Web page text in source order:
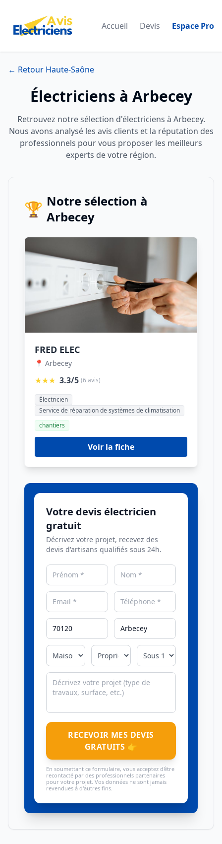
Accueil Devis Espace Pro
← Retour Haute-Saône
Électriciens à Arbecey
Retrouvez notre sélection d'électriciens à Arbecey.
Nous avons analysé les avis clients et la réputation des
professionnels pour vous proposer les meilleurs
experts de votre région.
🏆 Notre sélection à
Arbecey
FRED ELEC
📍 Arbecey
★★★ 3.3/5 (6 avis)
Électricien
Service de réparation de systèmes de climatisation
chantiers
Voir la fiche
Votre devis électricien
gratuit
Décrivez votre projet, recevez des
devis d'artisans qualifiés sous 24h.
RECEVOIR MES DEVIS
GRATUITS 👉
En soumettant ce formulaire, vous acceptez d'être
recontacté par des professionnels partenaires
pour votre projet. Vos données ne sont jamais
revendues à d'autres fins.